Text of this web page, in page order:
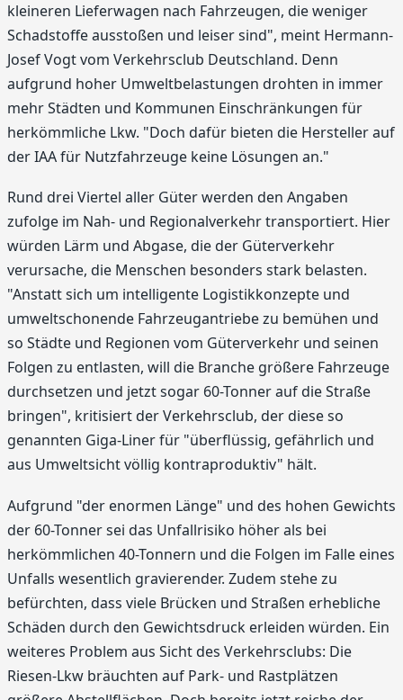
kleineren Lieferwagen nach Fahrzeugen, die weniger
Schadstoffe ausstoßen und leiser sind", meint Hermann-
Josef Vogt vom Verkehrsclub Deutschland. Denn
aufgrund hoher Umweltbelastungen drohten in immer
mehr Städten und Kommunen Einschränkungen für
herkömmliche Lkw. "Doch dafür bieten die Hersteller auf
der IAA für Nutzfahrzeuge keine Lösungen an."
Rund drei Viertel aller Güter werden den Angaben
zufolge im Nah- und Regionalverkehr transportiert. Hier
würden Lärm und Abgase, die der Güterverkehr
verursache, die Menschen besonders stark belasten.
"Anstatt sich um intelligente Logistikkonzepte und
umweltschonende Fahrzeugantriebe zu bemühen und
so Städte und Regionen vom Güterverkehr und seinen
Folgen zu entlasten, will die Branche größere Fahrzeuge
durchsetzen und jetzt sogar 60-Tonner auf die Straße
bringen", kritisiert der Verkehrsclub, der diese so
genannten Giga-Liner für "überflüssig, gefährlich und
aus Umweltsicht völlig kontraproduktiv" hält.
Aufgrund "der enormen Länge" und des hohen Gewichts
der 60-Tonner sei das Unfallrisiko höher als bei
herkömmlichen 40-Tonnern und die Folgen im Falle eines
Unfalls wesentlich gravierender. Zudem stehe zu
befürchten, dass viele Brücken und Straßen erhebliche
Schäden durch den Gewichtsdruck erleiden würden. Ein
weiteres Problem aus Sicht des Verkehrsclubs: Die
Riesen-Lkw bräuchten auf Park- und Rastplätzen